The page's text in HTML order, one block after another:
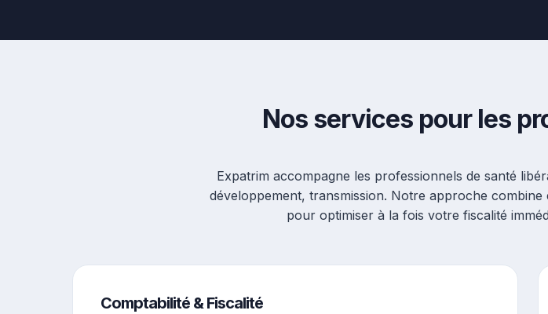
Nos services pour les
Expatrim accompagne les professionnels de santé
développement, transmission. Notre approche
pour optimiser à la fois votre fiscalité
Comptabilité & Fiscalité